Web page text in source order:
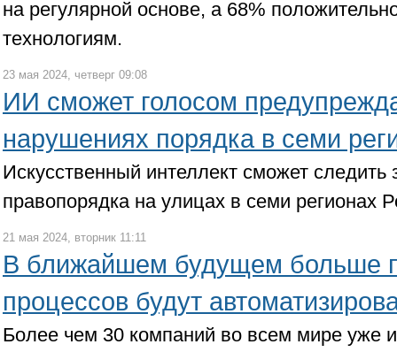
на регулярной основе, а 68%
технологиям.
23 мая 2024, четверг 09:08
ИИ сможет голосом
нарушениях порядка в семи
Искусственный интеллект сможет
правопорядка на улицах в семи регионах
21 мая 2024, вторник 11:11
В ближайшем будущем больше
процессов будут
Более чем 30 компаний во всем мире уже